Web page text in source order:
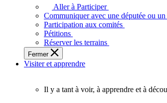
fonctionner
plein
potentiel,
l'Assemblée
a
besoin
Aller à Participer
Communiquer avec une députée ou un
Participation aux comités
Pétitions
Réserver les terrains
Fermer
Visiter et apprendre
Il y a tant à voir, à apprendre et à